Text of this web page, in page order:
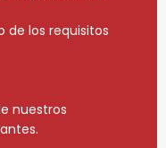
de los requisitos
nuestros